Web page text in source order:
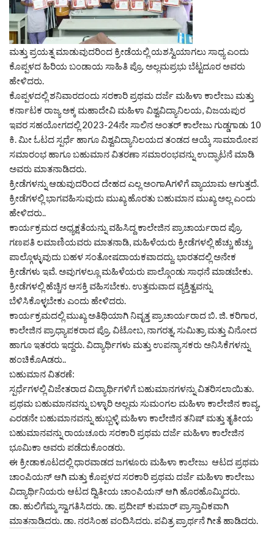
ಮತ್ತು ಪ್ರಯತ್ನ ಮಾಡುವುದರಿಂದ ಕ್ರೀಡೆಯಲ್ಲಿ ಯಶಸ್ವಿಯಾಗಲು ಸಾಧ್ಯ ಎಂದು
ಕೊಪ್ಪಳದ ಹಿರಿಯ ಬಂಡಾಯ ಸಾಹಿತಿ ಪ್ರೊ. ಅಲ್ಲಮಪ್ರಭು ಬೆಟ್ಟದೂರ ಅವರು
ಹೇಳಿದರು.
ಕೊಪ್ಪಳದಲ್ಲಿ ಶನಿವಾರದಂದು ಸರಕಾರಿ ಪ್ರಥಮ ದರ್ಜೆ ಮಹಿಳಾ ಕಾಲೇಜು ಮತ್ತು
ಕರ್ನಾಟಕ ರಾಜ್ಯ ಅಕ್ಕ ಮಹಾದೇವಿ ಮಹಿಳಾ ವಿಶ್ವವಿದ್ಯಾನಿಲಯ, ವಿಜಯಪುರ
ಇವರ ಸಹಯೋಗದಲ್ಲಿ 2023-24ನೇ ಸಾಲಿನ ಅಂತರ್ ಕಾಲೇಜು ಗುಡ್ಡಗಾಡು 10
ಕಿ. ಮೀ ಓಟದ ಸ್ಪರ್ಧೆ ಹಾಗೂ ವಿಶ್ವವಿದ್ಯಾನಿಲಯದ ತಂಡದ ಆಯ್ಕೆ ಸಾಮಾರೋಪ
ಸಮಾರಂಭ ಹಾಗೂ ಬಹುಮಾನ ವಿತರಣಾ ಸಮಾರಂಭವನ್ನು ಉದ್ಘಾಟನೆ ಮಾಡಿ
ಅವರು ಮಾತನಾಡಿದರು.
ಕ್ರೀಡೆಗಳನ್ನು ಆಡುವುದರಿಂದ ದೇಹದ ಎಲ್ಲ ಅಂಗಾAಗಳಿಗೆ ವ್ಯಾಯಾಮ ಆಗುತ್ತದೆ.
ಕ್ರೀಡೆಗಳಲ್ಲಿ ಭಾಗವಹಿಸುವುದು ಮುಖ್ಯ ಹೊರತು ಬಹುಮಾನ ಮುಖ್ಯ ಅಲ್ಲ ಎಂದು
ಹೇಳಿದರು..
ಕಾರ್ಯಕ್ರಮದ ಅಧ್ಯಕ್ಷತೆಯನ್ನು ವಹಿಸಿದ್ದ ಕಾಲೇಜಿನ ಪ್ರಾಚಾರ್ಯರಾದ ಪ್ರೊ.
ಗಣಪತಿ ಲಮಾಣಿಯವರು ಮಾತನಾಡಿ, ಮಹಿಳೆಯರು ಕ್ರೀಡೆಗಳಲ್ಲಿ ಹೆಚ್ಚು ಹೆಚ್ಚು
ಪಾಲ್ಗೊಳ್ಳುವುದು ಬಹಳ ಸಂತೋಷದಾಯಕವಾದದ್ದು. ಭಾರತದಲ್ಲಿ ಅನೇಕ
ಕ್ರೀಡೆಗಳು ಇವೆ. ಅವುಗಳಲ್ಲೂ ಮಹಿಳೆಯರು ಪಾಲ್ಗೊಂಡು ಸಾಧನೆ ಮಾಡಬೇಕು.
ಕ್ರೀಡೆಗಳಲ್ಲಿ ಹೆಚ್ಚಿನ ಆಸಕ್ತಿ ವಹಿಸಬೇಕು. ಉತ್ತಮವಾದ ವ್ಯಕ್ತಿತ್ವವನ್ನು
ಬೆಳಿಸಿಕೊಳ್ಳಬೇಕು ಎಂದು ಹೇಳಿದರು.
ಕಾರ್ಯಕ್ರಮದಲ್ಲಿ ಮುಖ್ಯ ಅತಿಥಿಯಾಗಿ ನಿವೃತ್ತ ಪ್ರಾಚಾರ್ಯರಾದ ಬಿ. ಜಿ. ಕರಿಗಾರ,
ಕಾಲೇಜಿನ ಪ್ರಾಧ್ಯಾಪಕರಾದ ಪ್ರೊ. ವಿಟೋಬ, ನಾಗರತ್ನ, ಸುಮಿತ್ರಾ ಮತ್ತು ವಿನೋದ
ಹಾಗೂ ಇತರರು ಇದ್ದರು. ವಿದ್ಯಾರ್ಥಿಗಳು ಮತ್ತು ಉಪನ್ಯಾಸಕರು ಅನಿಸಿಕೆಗಳನ್ನು
ಹಂಚಿಕೊAಡರು..
ಬಹುಮಾನ ವಿತರಣೆ:
ಸ್ಪರ್ಧೆಗಳಲ್ಲಿ ವಿಜೇತರಾದ ವಿದ್ಯಾರ್ಥಿಗಳಿಗೆ ಬಹುಮಾನಗಳನ್ನು ವಿತರಿಸಲಾಯಿತು.
ಪ್ರಥಮ ಬಹುಮಾನವನ್ನು ಬಳ್ಳಾರಿ ಅಲ್ಲಮ ಸುಮಂಗಲ ಮಹಿಳಾ ಕಾಲೇಜಿನ ಕಾವ್ಯ,
ಎರಡನೇ ಬಹುಮಾನವನ್ನು ಹುಬ್ಬಳ್ಳಿ ಮಹಿಳಾ ಕಾಲೇಜಿನ ತನಿಷ್ ಮತ್ತು ತೃತೀಯ
ಬಹುಮಾನವನ್ನು ರಾಯಚೂರು ಸರಕಾರಿ ಪ್ರಥಮ ದರ್ಜೆ ಮಹಿಳಾ ಕಾಲೇಜಿನ
ಭೂಮಿಕಾ ಅವರು ಪಡೆದುಕೊಂಡರು.
ಈ ಕ್ರೀಡಾಕೂಟದಲ್ಲಿ ಧಾರವಾಡದ ಜಗಳೂರು ಮಹಿಳಾ ಕಾಲೇಜು ಆಟದ ಪ್ರಥಮ
ಚಾಂಪಿಯನ್ ಆಗಿ ಮತ್ತು ಕೊಪ್ಪಳದ ಸರಕಾರಿ ಪ್ರಥಮ ದರ್ಜೆ ಮಹಿಳಾ ಕಾಲೇಜು
ವಿದ್ಯಾರ್ಥಿನಿಯರು ಆಟದ ದ್ವಿತೀಯ ಚಾಂಪಿಯನ್ ಆಗಿ ಹೊರಹೊಮ್ಮಿದರು.
ಡಾ. ಹುಲಿಗೆಮ್ಮ ಸ್ವಾಗತಿಸಿದರು. ಡಾ. ಪ್ರದೀಪ್ ಕುಮಾರ್ ಪ್ರಾಸ್ತಾವಿಕವಾಗಿ
ಮಾತನಾಡಿದರು. ಡಾ. ನರಸಿಂಹ ವಂದಿಸಿದರು. ಪವಿತ್ರ ಪ್ರಾರ್ಥನೆ ಗೀತೆ ಹಾಡಿದರು.